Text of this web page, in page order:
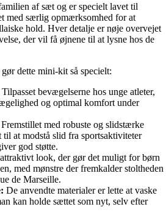
af sæt og er specielt lavet til
med særlig opmærksomhed for at
hold. Hver detalje er nøje overvejet
der vil få øjnene til at lysne hos de
dette mini-kit så specielt:
Tilpasset bevægelserne hos unge atleter,
og optimal komfort under
Fremstillet med robuste og slidstærke
til at modstå slid fra sportsaktiviteter
god støtte.
look, der gør det muligt for børn
med mønstre der fremkalder stoltheden
de Marseille.
De anvendte materialer er lette at vaske
kan holde sættet som nyt, selv efter